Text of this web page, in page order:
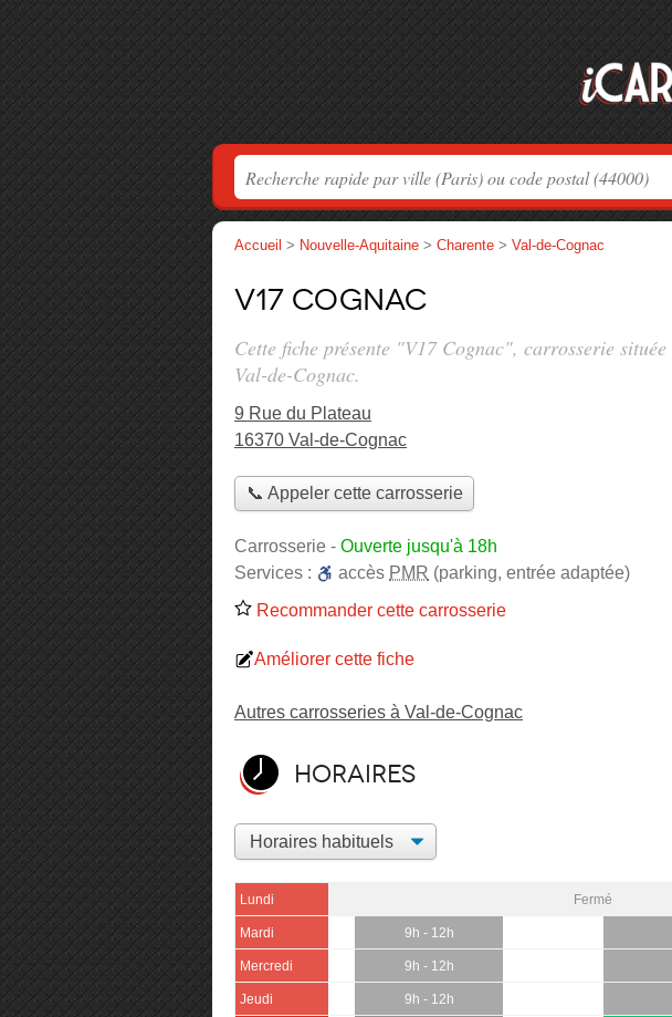
Accueil > Nouvelle-Aquitaine > Charente > Val-de-Cognac
V17 Cognac
Cette fiche présente "V17 Cognac", carrosserie située
Val-de-Cognac.
9 Rue du Plateau
16370 Val-de-Cognac
📞 Appeler cette carrosserie
Carrosserie - Ouverte jusqu'à 18h
Services :
accès PMR (parking, entrée adaptée)
Recommander cette carrosserie
Améliorer cette fiche
Autres carrosseries à Val-de-Cognac
Horaires
Lundi Fermé
Mardi 9h - 12h
Mercredi 9h - 12h
Jeudi 9h - 12h